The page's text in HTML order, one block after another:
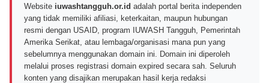
Website iuwashtangguh.or.id adalah portal berita independen
yang tidak memiliki afiliasi, keterkaitan, maupun hubungan
resmi dengan USAID, program IUWASH Tangguh, Pemerintah
Amerika Serikat, atau lembaga/organisasi mana pun yang
sebelumnya menggunakan domain ini. Domain ini diperoleh
melalui proses registrasi domain expired secara sah. Seluruh
konten yang disajikan merupakan hasil kerja redaksi